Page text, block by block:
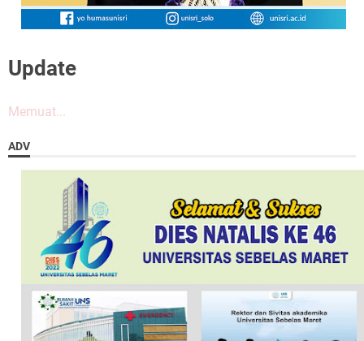
Update
Memuat...
ADV